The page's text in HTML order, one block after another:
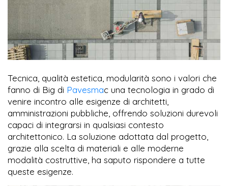
Tecnica, qualità estetica, modularità sono i valori che
fanno di Big di Pavesmac una tecnologia in grado di
venire incontro alle esigenze di architetti,
amministrazioni pubbliche, offrendo soluzioni durevoli
capaci di integrarsi in qualsiasi contesto
architettonico. La soluzione adottata dal progetto,
grazie alla scelta di materiali e alle moderne
modalità costruttive, ha saputo rispondere a tutte
queste esigenze.